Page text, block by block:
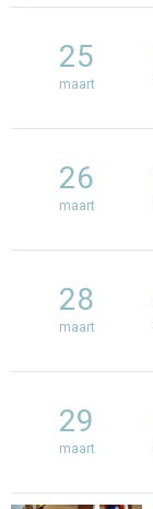
25
maart
26
maart
28
maart
29
maart